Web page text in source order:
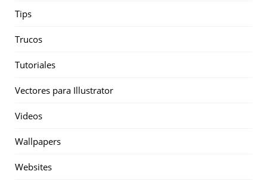
Tips
Trucos
Tutoriales
Vectores para Illustrator
Videos
Wallpapers
Websites